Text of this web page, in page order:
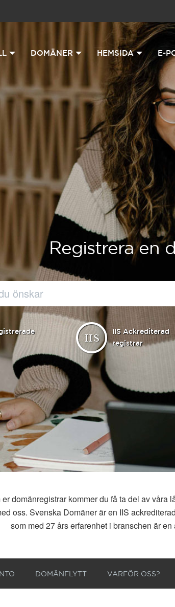
DOMÄNER HEMSIDA E-
Registrera en
IIS Ackrediterad
registrar
domänregistrar kommer du få ta del av
oss. Svenska Domäner är en IIS
som med 27 års erfarenhet i branschen är
DOMÄNFLYTT VARFÖR OSS?